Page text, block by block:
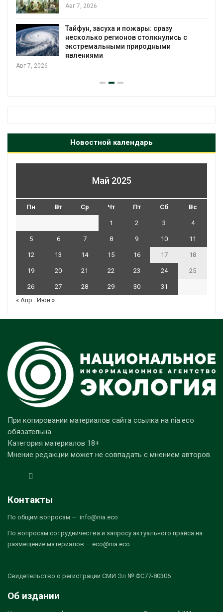
Авг 7, 2026
Тайфун, засуха и пожары: сразу
несколько регионов столкнулись с
экстремальными природными
явлениями
Авг 7, 2026
Новостной календарь
Май 2025
Пн Вт Ср Чт Пт Сб Вс
1 2 3 4
5 6 7 8 9 10 11
12 13 14 15 16 17 18
19 20 21 22 23 24 25
26 27 28 29 30
31
« Апр
Июн »
При копировании материалов сайта ссылка на nia.eco
обязательна.
Категория материалов 18+
Мнение редакции может не совпадать с мнением авторов.
Контакты
По общим вопросам — info@nia.eco
По вопросам сотрудничества и запросу актуального прайса на
размещение материалов — eco@nia.eco
Свидетельство о регистрации СМИ Эл № ФС77-80306
Об издании